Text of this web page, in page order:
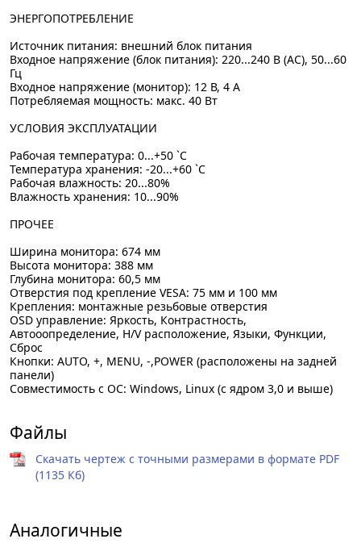
ЭНЕРГОПОТРЕБЛЕНИЕ
Источник питания: внешний блок питания
Входное напряжение (блок питания): 220...240 В (AC), 50...60
Гц
Входное напряжение (монитор): 12 В, 4 А
Потребляемая мощность: макс. 40 Вт
УСЛОВИЯ ЭКСПЛУАТАЦИИ
Рабочая температура: 0...+50 `C
Температура хранения: -20...+60 `C
Рабочая влажность: 20...80%
Влажность хранения: 10...90%
ПРОЧЕЕ
Ширина монитора: 674 мм
Высота монитора: 388 мм
Глубина монитора: 60,5 мм
Отверстия под крепление VESA: 75 мм и 100 мм
Крепления: монтажные резьбовые отверстия
OSD управление: Яркость, Контрастность,
Автооопределение, H/V расположение, Языки, Функции,
Сброс
Кнопки: AUTO, +, MENU, -,POWER (расположены на задней
панели)
Совместимость с ОС: Windows, Linux (с ядром 3,0 и выше)
Файлы
Скачать чертеж с точными размерами в формате PDF
(1135 Кб)
Аналогичные